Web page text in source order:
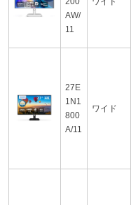
AW/
11
27E
1N1
800
A/11
ワイド